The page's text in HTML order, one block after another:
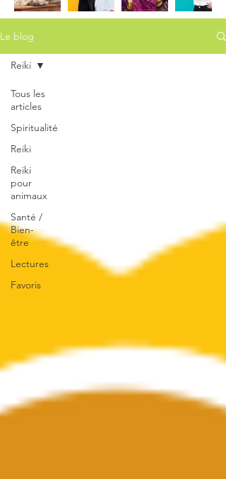
Le blog
Tous les
articles
Spiritualité
Reiki
Reiki
pour
animaux
Santé /
Bien-
être
Lectures
Favoris
Reiki